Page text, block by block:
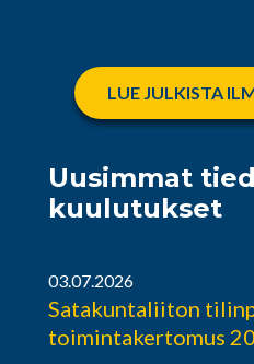
LUE JULKISTA
Uusimmat
kuulutukset
03.07.2026
Satakuntaliiton
toimintakertomus